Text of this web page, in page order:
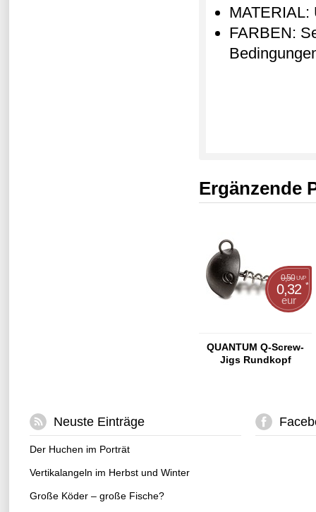
MATERIAL:
FARBEN:
Ergänzende
0,50 UVP
0,32 *
eur
QUANTUM Q-Screw-
Jigs Rundkopf
Neuste Einträge
Der Huchen im Porträt
Vertikalangeln im Herbst und Winter
Große Köder – große Fische?